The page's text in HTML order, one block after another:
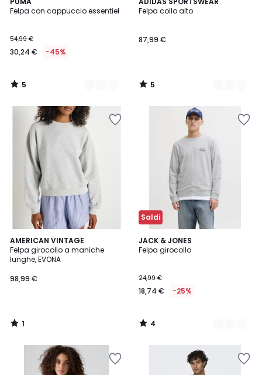
Felpa con cappuccio essentiel
54,99 €
30,24 € -45%
/
8
Colori
5
/
Felpa collo alto
87,99 €
/
2
Colori
5
/
AMERICAN VINTAGE
Felpa girocollo a maniche
lunghe, EVONA
98,99 €
1
/
5
1
/
Saldi
JACK & JONES
Felpa girocollo
24,99 €
18,74 € -25%
4
/
2
Colori
4
/